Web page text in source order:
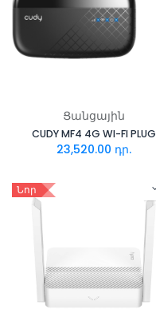
Ցանցային
CUDY MF4 4G WI-FI PLUG
23,520.00 դր.
Նոր